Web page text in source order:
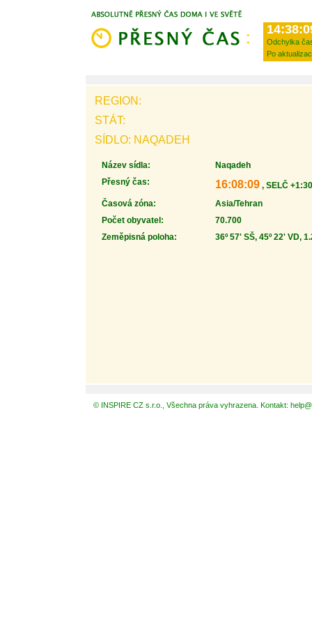
Odchylka
Po
REGION:
STÁT:
SÍDLO: NAQADEH
Název sídla:
Naqadeh
Přesný čas:
16:08:09 , SELČ
Časová zóna:
Asia/Tehran
Počet obyvatel:
70.700
Zeměpisná poloha:
36º 57' SŠ, 45º 22' VD,
© INSPIRE CZ s.r.o., Všechna práva vyhrazena. Kontakt: